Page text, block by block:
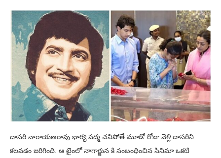
దాసరి నారాయణరావు భార్య పద్మ చనిపోతే మూడో రోజు వెళ్లి దాసరిని
కలవడం జరిగింది. ఆ టైంలో నాగార్జున కి సంబంధించిన సినిమా ఒకటి